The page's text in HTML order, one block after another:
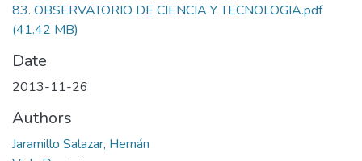
83. OBSERVATORIO DE CIENCIA Y TECNOLOGIA.pdf
(41.42 MB)
Date
2013-11-26
Authors
Jaramillo Salazar, Hernán